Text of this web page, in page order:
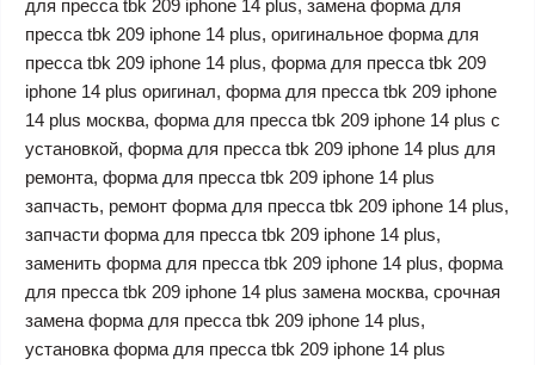
для пресса tbk 209 iphone 14 plus, замена форма для
пресса tbk 209 iphone 14 plus, оригинальное форма для
пресса tbk 209 iphone 14 plus, форма для пресса tbk 209
iphone 14 plus оригинал, форма для пресса tbk 209 iphone
14 plus москва, форма для пресса tbk 209 iphone 14 plus с
установкой, форма для пресса tbk 209 iphone 14 plus для
ремонта, форма для пресса tbk 209 iphone 14 plus
запчасть, ремонт форма для пресса tbk 209 iphone 14 plus,
запчасти форма для пресса tbk 209 iphone 14 plus,
заменить форма для пресса tbk 209 iphone 14 plus, форма
для пресса tbk 209 iphone 14 plus замена москва, срочная
замена форма для пресса tbk 209 iphone 14 plus,
установка форма для пресса tbk 209 iphone 14 plus